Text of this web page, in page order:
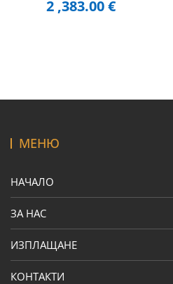
2 ,383.00€
МЕНЮ
НАЧАЛО
ЗА НАС
ИЗПЛАЩАНЕ
КОНТАКТИ